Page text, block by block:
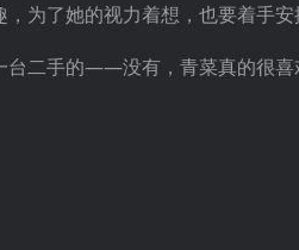
为了她的视力着想，也要着手
台二手的——没有，青菜真的很